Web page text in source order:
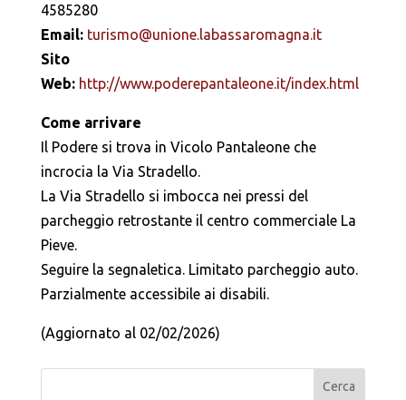
4585280
Email: turismo@unione.labassaromagna.it
Sito
Web: http://www.poderepantaleone.it/index.html
Come arrivare
Il Podere si trova in Vicolo Pantaleone che
incrocia la Via Stradello.
La Via Stradello si imbocca nei pressi del
parcheggio retrostante il centro commerciale La
Pieve.
Seguire la segnaletica. Limitato parcheggio auto.
Parzialmente accessibile ai disabili.
(Aggiornato al 02/02/2026)